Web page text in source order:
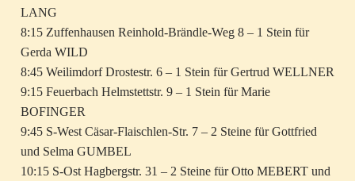
LANG
8:15 Zuffenhausen Reinhold-Brändle-Weg 8 – 1 Stein für
Gerda WILD
8:45 Weilimdorf Drostestr. 6 – 1 Stein für Gertrud WELLNER
9:15 Feuerbach Helmstettstr. 9 – 1 Stein für Marie
BOFINGER
9:45 S-West Cäsar-Flaischlen-Str. 7 – 2 Steine für Gottfried
und Selma GUMBEL
10:15 S-Ost Hagbergstr. 31 – 2 Steine für Otto MEBERT und